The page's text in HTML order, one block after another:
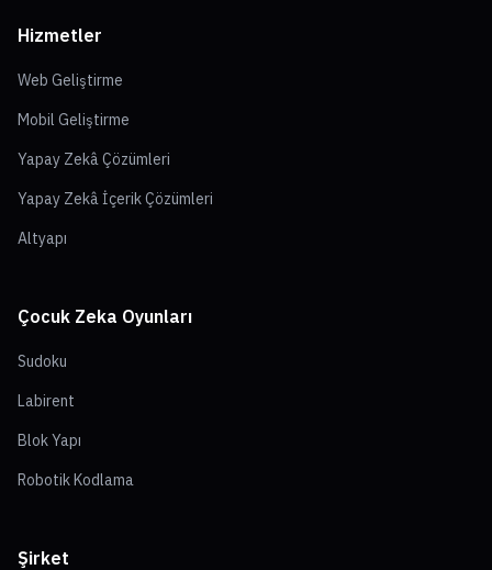
Hizmetler
Web Geliştirme
Mobil Geliştirme
Yapay Zekâ Çözümleri
Yapay Zekâ İçerik Çözümleri
Altyapı
Çocuk Zeka Oyunları
Sudoku
Labirent
Blok Yapı
Robotik Kodlama
Şirket